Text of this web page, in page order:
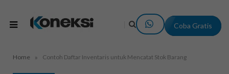
Coba Gratis
Home » Contoh Daftar Inventaris untuk Mencatat Stok Barang